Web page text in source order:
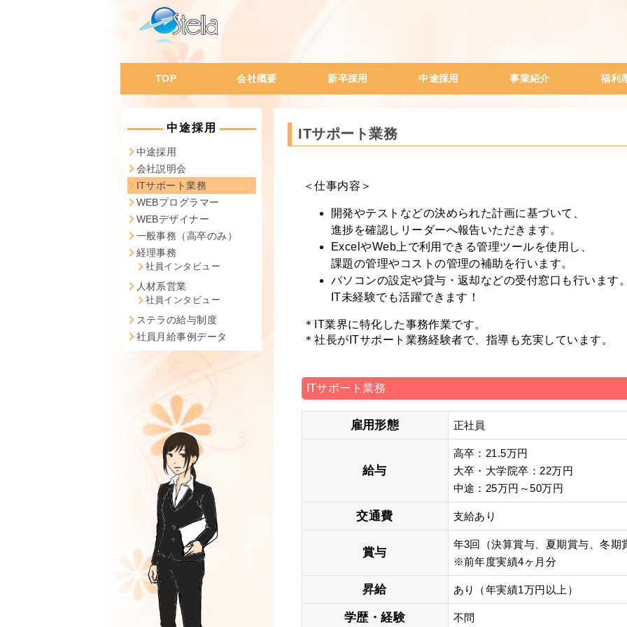
TOP 会社概要
会社概要・沿革
代表挨拶
会社の特徴
会社風土
社員データ
新卒採用 中途採用 事業紹介 福利
中途採用
中途採用
会社説明会
ITサポート業務
WEBプログラマー
WEBデザイナー
一般事務（高卒のみ）
経理事務
社員インタビュー
人材系営業
社員インタビュー
ステラの給与制度
社員月給事例データ
ITサポート業務
＜仕事内容＞
開発やテストなどの決められた計画に基づいて、
進捗を確認しリーダーへ報告いただきます。
ExcelやWeb上で利用できる管理ツールを使用し、
課題の管理やコストの管理の補助を行います。
パソコンの設定や貸与・返却などの受付窓口も行います
IT未経験でも活躍できます！
＊IT業界に特化した事務作業です。
＊社長がITサポート業務経験者で、指導も充実しています。
ITサポート業務
雇用形態 正社員
給与
高卒：21.5万円
大卒・大学院卒：22万円
中途：25万円～50万円
交通費 支給あり
賞与
年3回（決算賞与、夏期賞与、冬期
※前年度実績4ヶ月分
昇給 あり（年実績1万円以上）
学歴・経験 不問